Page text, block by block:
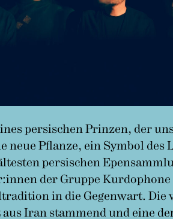
persischen Prinzen, der
neue Pflanze, ein Symbol
persischen
der Gruppe
in die Gegenwart. Die
Iran stammend und eine